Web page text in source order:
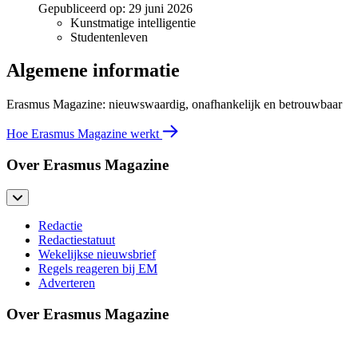
Gepubliceerd op: 29 juni 2026
Kunstmatige intelligentie
Studentenleven
Algemene informatie
Erasmus Magazine: nieuwswaardig, onafhankelijk en betrouwbaar
Hoe Erasmus Magazine werkt
Over Erasmus Magazine
Redactie
Redactiestatuut
Wekelijkse nieuwsbrief
Regels reageren bij EM
Adverteren
Over Erasmus Magazine